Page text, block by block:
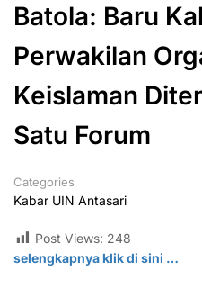
Batola: Baru
Perwakilan
Keislaman
Satu Forum
Categories
Kabar UIN Antasari
Post Views: 248
selengkapnya klik di sini …